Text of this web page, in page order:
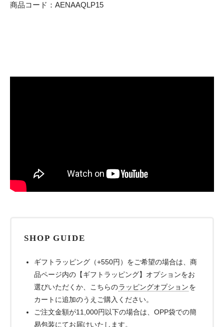
商品コード：AENAAQLP15
SHOP GUIDE
ギフトラッピング（+550円）をご希望の場合は、商
品ページ内の【ギフトラッピング】オプションをお
選びいただくか、こちらのラッピングオプションを
カートに追加のうえご購入ください。
ご注文金額が11,000円以下の場合は、OPP袋での簡
易包装にてお届けいたします。